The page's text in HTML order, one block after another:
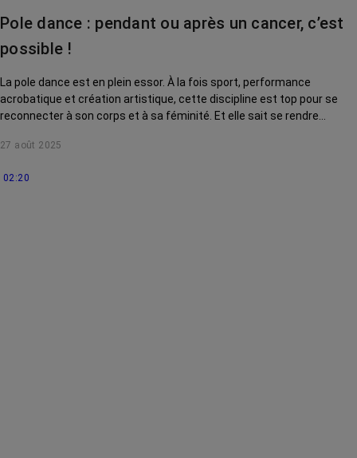
Pole dance : pendant ou après un cancer, c’est
possible !
La pole dance est en plein essor. À la fois sport, performance
acrobatique et création artistique, cette discipline est top pour se
reconnecter à son corps et à sa féminité. Et elle sait se rendre
Démonstration.
27 août 2025
02:20